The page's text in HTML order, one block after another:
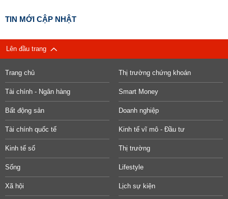
TIN MỚI CẬP NHẬT
Lên đầu trang
Trang chủ Thị trường chứng khoán
Tài chính - Ngân hàng Smart Money
Bất động sản Doanh nghiệp
Tài chính quốc tế Kinh tế vĩ mô - Đầu tư
Kinh tế số Thị trường
Sống Lifestyle
Xã hội Lịch sự kiện